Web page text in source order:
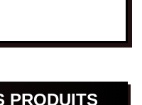
PRODUITS